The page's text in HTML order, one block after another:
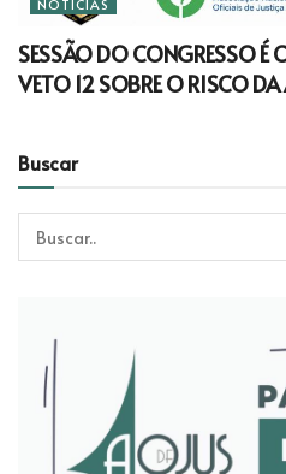
NOTÍCIAS
SESSÃO DO CONGRESSO É
VETO 12 SOBRE O RISCO
Buscar